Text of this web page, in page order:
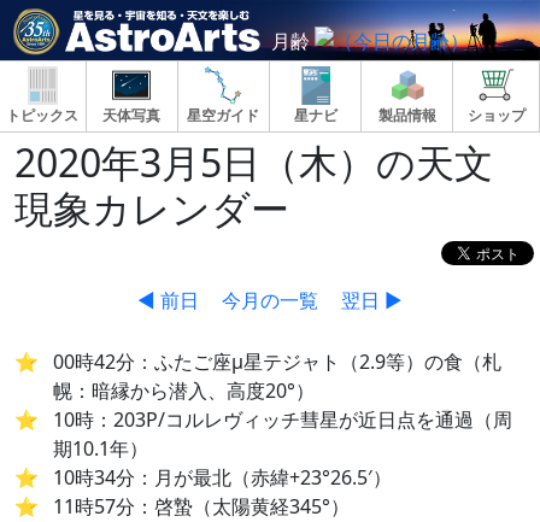
月齢
トピックス 天体写真 星空ガイド 星ナビ 製品情報 ショップ
2020年3月5日（木）の天文
現象カレンダー
◀ 前日 今月の一覧 翌日 ▶
00時42分：ふたご座μ星テジャト（2.9等）の食（札
幌：暗縁から潜入、高度20°）
10時：203P/コルレヴィッチ彗星が近日点を通過（周
期10.1年）
10時34分：月が最北（赤緯+23°26.5′）
11時57分：啓蟄（太陽黄経345°）